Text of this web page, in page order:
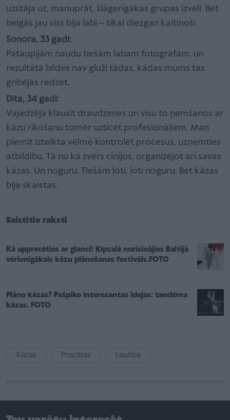
uzstāja uz, manuprāt, šlāgerīgākas grupas izvēli. Bet
beigās jau viss bija labi – tikai diezgan kaitinoši.
Sonora, 33 gadi:
Pataupījām naudu tiešām labam fotogrāfam, un
rezultātā bildes nav gluži tādas, kādas mums tās
gribējās redzēt.
Dita, 34 gadi:
Vajadzēja klausīt draudzenes un visu to ņemšanos ar
kāzu rīkošanu tomēr uzticēt profesionāļiem. Man
piemīt izteikta vēlme kontrolēt procesus, uzņemties
atbildību. Tā nu kā zvērs cīnījos, organizējot arī savas
kāzas. Un noguru. Tiešām ļoti, ļoti noguru. Bet kāzas
bija skaistas.
Saistītie raksti
Kā apprecēties ar glanci! Ķīpsalā norisinājies Baltijā
vērienīgākais kāzu plānošanas festivāls.FOTO
Plāno kāzas? Pašpiko interesantas idejas: tandēma
kāzas. FOTO
Kāzas Precības Laulība